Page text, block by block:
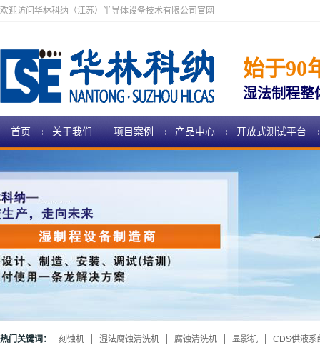
欢迎访问华林科纳（江苏）半导体设备技术有限公司官网
始于90
湿法制程整
首页 关于我们 项目案例 产品中心 开放式测试平台
热门关键词： 刻蚀机 湿法腐蚀清洗机 腐蚀清洗机 显影机 CDS供液系